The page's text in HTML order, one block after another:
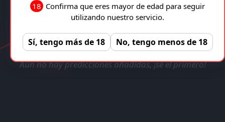
TRANSMISIÓN EN VIVO
VERIFICADA Y LEGAL!
REGISTRAR
Aún no hay predicciones añadidas, ¡sé el primero!
18 Confirma que eres mayor de edad para seguir
utilizando nuestro servicio.
Sí, tengo más de 18 No, tengo menos de 18